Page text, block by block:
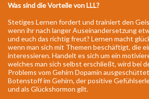
Was sind die Vorteile von LLL?
Stetiges Lernen fordert und trainiert den
wenn ihr nach langer Auseinandersetzung
und euch das richtig freut? Lernen macht
wenn man sich mit Themen beschäftigt, die
interessieren. Handelt es sich um ein
welches man sich selbst erschließt, wird bei
Problems vom Gehirn Dopamin
Botenstoff im Gehirn, der positive
und als Glückshormon gilt.